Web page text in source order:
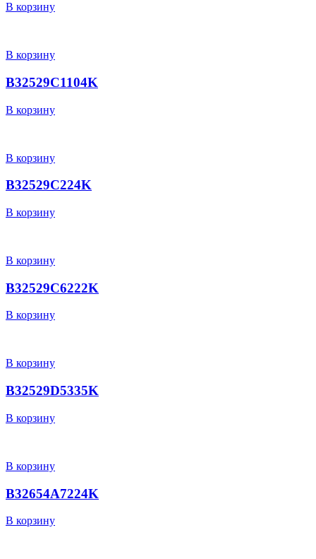
В корзину
В корзину
B32529C1104K
В корзину
В корзину
B32529C224K
В корзину
В корзину
B32529C6222K
В корзину
В корзину
B32529D5335K
В корзину
В корзину
B32654A7224K
В корзину